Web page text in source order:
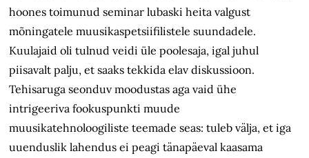
hoones toimunud seminar lubaski heita valgust
mõningatele muusikaspetsiifilistele suundadele.
Kuulajaid oli tulnud veidi üle poolesaja, igal juhul
piisavalt palju, et saaks tekkida elav diskussioon.
Tehisaruga seonduv moodustas aga vaid ühe
intrigeeriva fookuspunkti muude
muusikatehnoloogiliste teemade seas: tuleb välja, et iga
uuenduslik lahendus ei peagi tänapäeval kaasama